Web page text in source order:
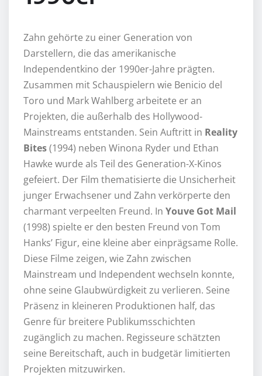
Zahn gehörte zu einer Generation von
Darstellern, die das amerikanische
Independentkino der 1990er-Jahre prägten.
Zusammen mit Schauspielern wie Benicio del
Toro und Mark Wahlberg arbeitete er an
Projekten, die außerhalb des Hollywood-
Mainstreams entstanden. Sein Auftritt in Reality
Bites(1994) neben Winona Ryder und Ethan
Hawke wurde als Teil des Generation-X-Kinos
gefeiert. Der Film thematisierte die Unsicherheit
junger Erwachsener und Zahn verkörperte den
charmant verpeelten Freund. In Youve Got Mail
(1998) spielte er den besten Freund von Tom
Hanks’ Figur, eine kleine aber einprägsame Rolle.
Diese Filme zeigen, wie Zahn zwischen
Mainstream und Independent wechseln konnte,
ohne seine Glaubwürdigkeit zu verlieren. Seine
Präsenz in kleineren Produktionen half, das
Genre für breitere Publikumsschichten
zugänglich zu machen. Regisseure schätzten
seine Bereitschaft, auch in budgetär limitierten
Projekten mitzuwirken.